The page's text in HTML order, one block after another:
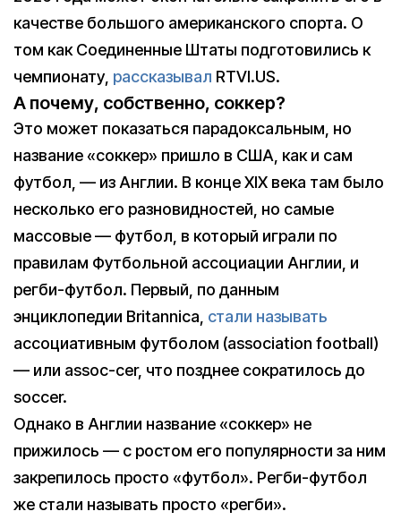
качестве большого американского спорта. О
том как Соединенные Штаты подготовились к
чемпионату, рассказывал RTVI.US.
А почему, собственно, соккер?
Это может показаться парадоксальным, но
название «соккер» пришло в США, как и сам
футбол, — из Англии. В конце XIX века там было
несколько его разновидностей, но самые
массовые — футбол, в который играли по
правилам Футбольной ассоциации Англии, и
регби-футбол. Первый, по данным
энциклопедии Britannica, стали называть
ассоциативным футболом (association football)
— или assoc-cer, что позднее сократилось до
soccer.
Однако в Англии название «соккер» не
прижилось — с ростом его популярности за ним
закрепилось просто «футбол». Регби-футбол
же стали называть просто «регби».